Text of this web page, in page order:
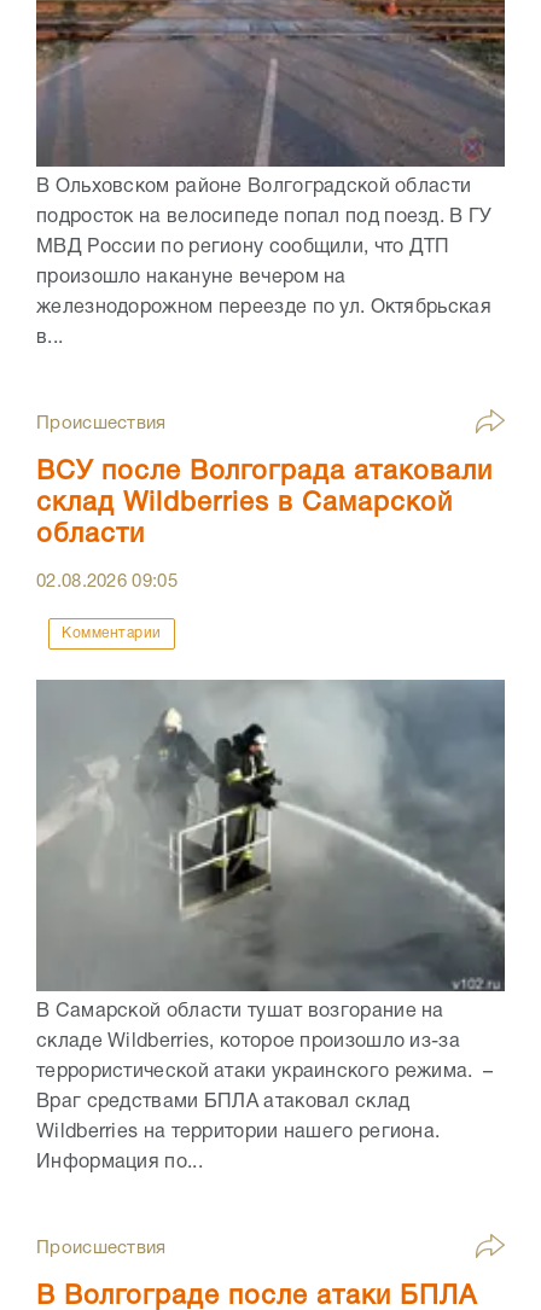
В Ольховском районе Волгоградской области
подросток на велосипеде попал под поезд. В ГУ
МВД России по региону сообщили, что ДТП
произошло накануне вечером на
железнодорожном переезде по ул. Октябрьская
в...
Происшествия
ВСУ после Волгограда атаковали
склад Wildberries в Самарской
области
02.08.202609:05
Комментарии
В Самарской области тушат возгорание на
складе Wildberries, которое произошло из-за
террористической атаки украинского режима. –
Враг средствами БПЛА атаковал склад
Wildberries на территории нашего региона.
Информация по...
Происшествия
В Волгограде после атаки БПЛА